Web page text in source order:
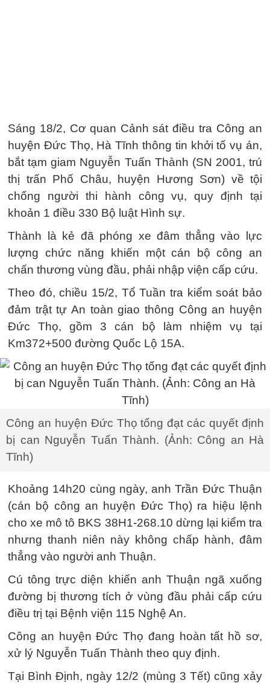
Sáng 18/2, Cơ quan Cảnh sát điều tra Công an
huyện Đức Thọ, Hà Tĩnh thông tin khởi tố vụ án,
bắt tạm giam Nguyễn Tuấn Thành (SN 2001, trú
thị trấn Phố Châu, huyện Hương Sơn) về tội
chống người thi hành công vụ, quy định tại
khoản 1 điều 330 Bộ luật Hình sự.
Thành là kẻ đã phóng xe đâm thẳng vào lực
lượng chức năng khiến một cán bộ công an
chấn thương vùng đầu, phải nhập viện cấp cứu.
Theo đó, chiều 15/2, Tổ Tuần tra kiểm soát bảo
đảm trật tự An toàn giao thông Công an huyện
Đức Thọ, gồm 3 cán bộ làm nhiệm vụ tại
Km372+500 đường Quốc Lộ 15A.
Công an huyện Đức Thọ tống đạt các quyết định
bị can Nguyễn Tuấn Thành. (Ảnh: Công an Hà
Tĩnh)
Khoảng 14h20 cùng ngày, anh Trần Đức Thuận
(cán bộ công an huyện Đức Thọ) ra hiệu lệnh
cho xe mô tô BKS 38H1-268.10 dừng lại kiểm tra
nhưng thanh niên này không chấp hành, đâm
thẳng vào người anh Thuận.
Cú tông trực diện khiến anh Thuận ngã xuống
đường bị thương tích ở vùng đầu phải cấp cứu
điều trị tại Bệnh viện 115 Nghệ An.
Công an huyện Đức Thọ đang hoàn tất hồ sơ,
xử lý Nguyễn Tuấn Thành theo quy định.
Tại Bình Định, ngày 12/2 (mùng 3 Tết) cũng xảy